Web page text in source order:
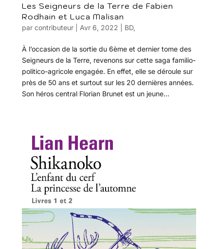
Les Seigneurs de la Terre de Fabien
Rodhain et Luca Malisan
par contributeur| Avr 6, 2022 BD,
À l’occasion de la sortie du 6ème et dernier tome des
Seigneurs de la Terre, revenons sur cette saga familio-
politico-agricole engagée. En effet, elle se déroule sur
près de 50 ans et surtout sur les 20 dernières années.
Son héros central Florian Brunet est un jeune...